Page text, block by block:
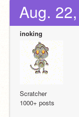
Aug.
inoking
Scratcher
1000+ posts